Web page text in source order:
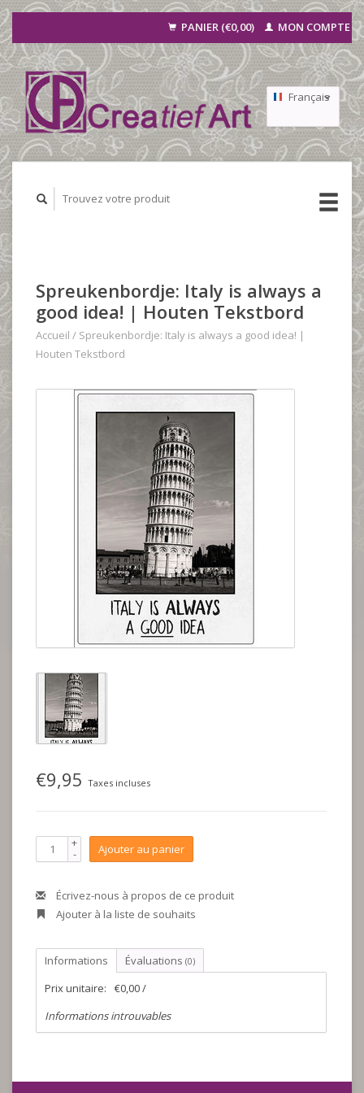
PANIER (€0,00) MON COMPTE
Français
Nederlands
Spreukenbordje: Italy is always a
good idea! | Houten Tekstbord
Accueil / Spreukenbordje: Italy is always a good idea! |
Houten Tekstbord
€9,95 Taxes incluses
+
- Ajouter au panier
Écrivez-nous à propos de ce produit
Ajouter à la liste de souhaits
Informations Évaluations (0)
Prix unitaire:
€0,00 /
Informations introuvables